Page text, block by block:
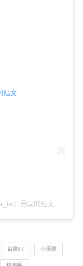
貼文
）分享的貼文
台達8K 小琉球